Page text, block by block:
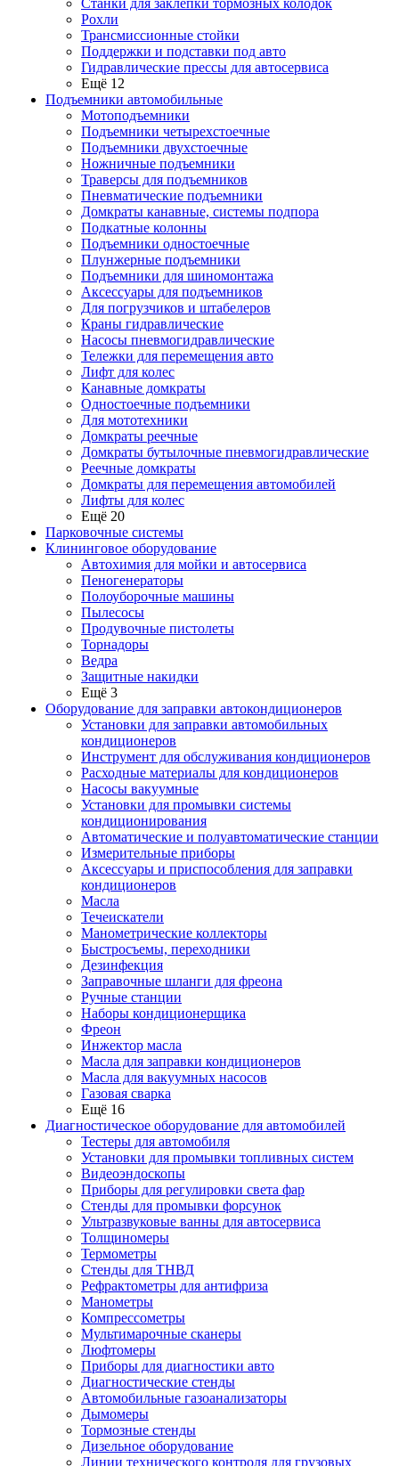
Cтанки для заклепки тормозных колодок
Рохли
Трансмиссионные стойки
Поддержки и подставки под авто
Гидравлические прессы для автосервиса
Ещё 12
Подъемники автомобильные
Мотоподъемники
Подъемники четырехстоечные
Подъемники двухстоечные
Ножничные подъемники
Траверсы для подъемников
Пневматические подъемники
Домкраты канавные, системы подпора
Подкатные колонны
Подъемники одностоечные
Плунжерные подъемники
Подъемники для шиномонтажа
Аксессуары для подъемников
Для погрузчиков и штабелеров
Краны гидравлические
Насосы пневмогидравлические
Тележки для перемещения авто
Лифт для колес
Канавные домкраты
Одностоечные подъемники
Для мототехники
Домкраты реечные
Домкраты бутылочные пневмогидравлические
Реечные домкраты
Домкраты для перемещения автомобилей
Лифты для колес
Ещё 20
Парковочные системы
Клининговое оборудование
Автохимия для мойки и автосервиса
Пеногенераторы
Полоуборочные машины
Пылесосы
Продувочные пистолеты
Торнадоры
Ведра
Защитные накидки
Ещё 3
Оборудование для заправки автокондиционеров
Установки для заправки автомобильных
кондиционеров
Инструмент для обслуживания кондиционеров
Расходные материалы для кондиционеров
Насосы вакуумные
Установки для промывки системы
кондиционирования
Автоматические и полуавтоматические станции
Измерительные приборы
Аксессуары и приспособления для заправки
кондиционеров
Масла
Течеискатели
Манометрические коллекторы
Быстросъемы, переходники
Дезинфекция
Заправочные шланги для фреона
Ручные станции
Наборы кондиционерщика
Фреон
Инжектор масла
Масла для заправки кондиционеров
Масла для вакуумных насосов
Газовая сварка
Ещё 16
Диагностическое оборудование для автомобилей
Тестеры для автомобиля
Установки для промывки топливных систем
Видеоэндоскопы
Приборы для регулировки света фар
Стенды для промывки форсунок
Ультразвуковые ванны для автосервиса
Толщиномеры
Термометры
Стенды для ТНВД
Рефрактометры для антифриза
Манометры
Компрессометры
Мультимарочные сканеры
Люфтомеры
Приборы для диагностики авто
Диагностические стенды
Автомобильные газоанализаторы
Дымомеры
Тормозные стенды
Дизельное оборудование
Линии технического контроля для грузовых